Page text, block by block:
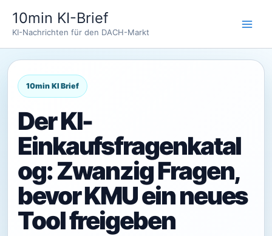
Inhalt
springen
10min KI-Brief
KI-Nachrichten für den DACH-Markt
Der KI-
Einkaufsfragenkatal
og: Zwanzig Fragen,
bevor KMU ein neues
Tool freigeben